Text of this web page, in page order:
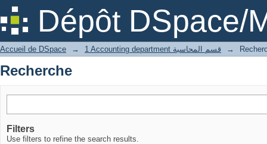
Dépôt DSpace/
Recherche
Accueil de DSpace → 1 Accounting department قسم المحاسبة →
Recherche
Filters
Use filters to refine the search results.